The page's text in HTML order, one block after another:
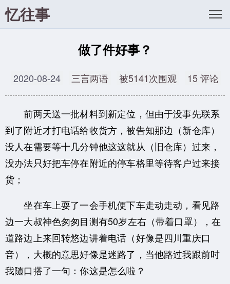
忆往事
做了件好事？
2020-08-24 三言两语 被5141次围观 15 评论
前两天送一批材料到新定位，但由于没事先联系
到了附近才打电话给收货方，被告知那边（新仓库）
没人在需要等十几分钟他这这就从（旧仓库）过来，
没办法只好把车停在附近的停车格里等待客户过来接
货；
坐在车上耍了一会手机便下车走动走动，看见路
边一大叔神色匆匆目测有50岁左右（带着口罩），在
道路边上来回转悠边讲着电话（好像是四川重庆口
音），大概的意思好像是迷路了，当他路过我跟前时
我随口搭了一句：你这是怎么啦？